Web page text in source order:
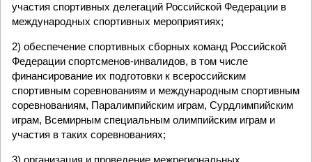
участия спортивных делегаций Российской Федерации в
международных спортивных мероприятиях;
2) обеспечение спортивных сборных команд Российской
Федерации спортсменов-инвалидов, в том числе
финансирование их подготовки к всероссийским
спортивным соревнованиям и международным спортивным
соревнованиям, Паралимпийским играм, Сурдлимпийским
играм, Всемирным специальным олимпийским играм и
участия в таких соревнованиях;
3) организация и проведение межрегиональных,